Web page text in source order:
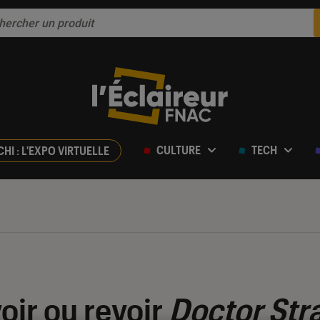
: L'EXPO VIRTUELLE CULTURE TECH
ou revoir Doctor